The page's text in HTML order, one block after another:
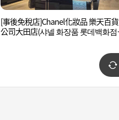
[事後免稅店]Chanel化妝品 樂天百貨
公司大田店(샤넬 화장품 롯데백화점